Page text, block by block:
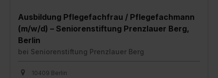
Ausbildung Pflegefachfrau / Pflegefachmann
(m/w/d) – Seniorenstiftung Prenzlauer Berg,
Berlin
bei Seniorenstiftung Prenzlauer Berg
10409 Berlin